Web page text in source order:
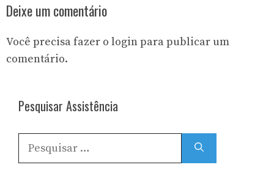
Deixe um comentário
Você precisa fazer o loginpara publicar um
comentário.
Pesquisar Assistência
Pesquisar
por: